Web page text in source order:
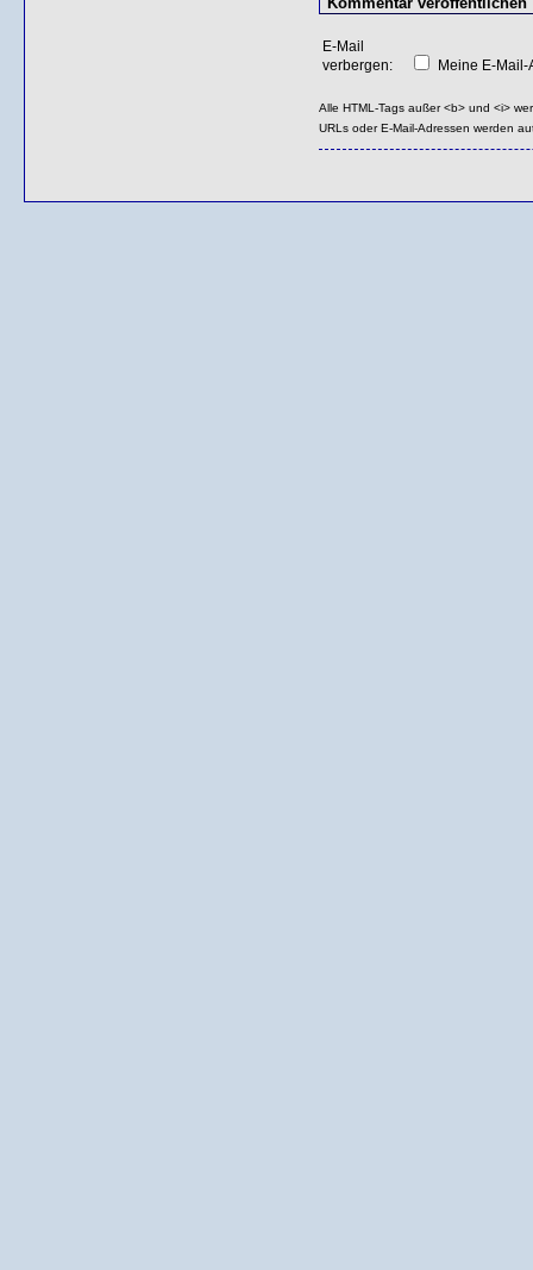
E-Mail
verbergen:
Meine E-
Alle HTML-Tags außer <b> und <i>
URLs oder E-Mail-Adressen werden